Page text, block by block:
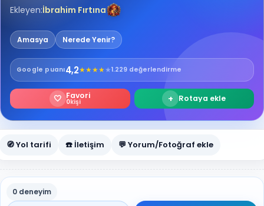
Ekleyen:İbrahim Fırtına
Amasya Nerede Yenir?
Google puanı4,2★★★★★1.229 değerlendirme
🤍 Favori
0kişi + Rotaya ekle
🧭 Yol tarifi ☎️ İletişim 💬 Yorum/Fotoğraf ekle
0 deneyim